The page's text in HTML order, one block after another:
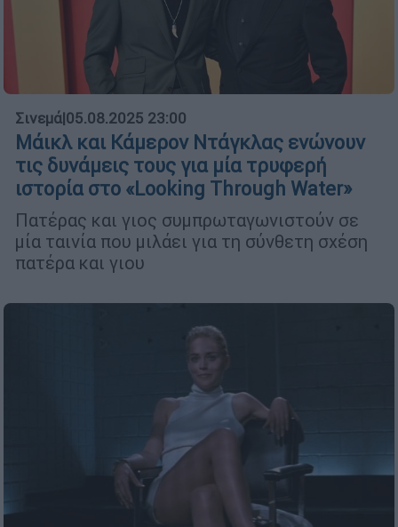
Σινεμά|05.08.2025 23:00
Μάικλ και Κάμερον Ντάγκλας ενώνουν
τις δυνάμεις τους για μία τρυφερή
ιστορία στο «Looking Through Water»
Πατέρας και γιος συμπρωταγωνιστούν σε
μία ταινία που μιλάει για τη σύνθετη σχέση
πατέρα και γιου